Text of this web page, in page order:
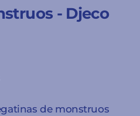
- Djeco
de monstruos